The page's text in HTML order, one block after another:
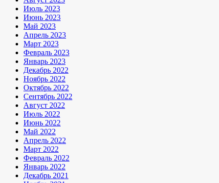
Июль 2023
Июнь 2023
Май 2023
Апрель 2023
Март 2023
Февраль 2023
Январь 2023
Декабрь 2022
Ноябрь 2022
Октябрь 2022
Сентябрь 2022
Август 2022
Июль 2022
Июнь 2022
Май 2022
Апрель 2022
Март 2022
Февраль 2022
Январь 2022
Декабрь 2021